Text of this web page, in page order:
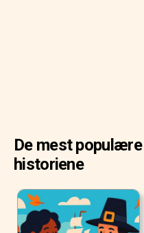
De mest
historiene